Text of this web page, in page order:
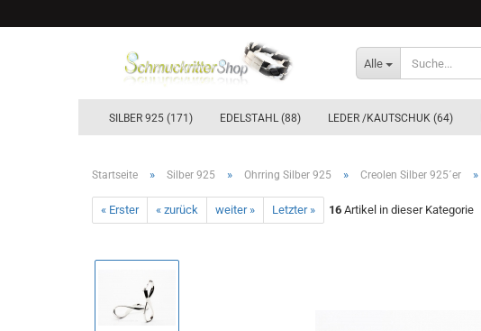
Alle
SILBER 925 (171) EDELSTAHL (88) LEDER /KAUTSCHUK (64)
Startseite » Silber 925 » Ohrring Silber 925 » Creolen Silber 925´er »
« Erster « zurück weiter » Letzter » 16 Artikel in dieser Kategorie